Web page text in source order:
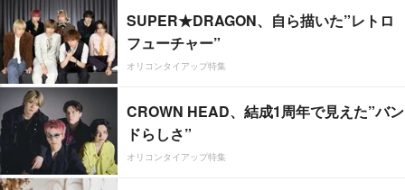
SUPER★DRAGON、自ら描いた”レトロ
フューチャー”
オリコンタイアップ特集
CROWN HEAD、結成1周年で見えた”バン
ドらしさ”
オリコンタイアップ特集